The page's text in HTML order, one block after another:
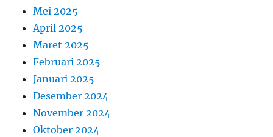
Mei 2025
April 2025
Maret 2025
Februari 2025
Januari 2025
Desember 2024
November 2024
Oktober 2024